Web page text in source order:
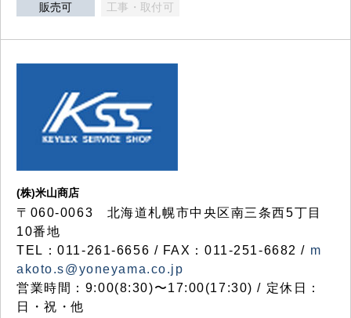
販売可 工事・取付可
(株)米山商店
〒060-0063 北海道札幌市中央区南三条西5丁目
10番地
TEL：011-261-6656 / FAX：011-251-6682 / m
akoto.s@yoneyama.co.jp
営業時間：9:00(8:30)〜17:00(17:30) / 定休日：
日・祝・他